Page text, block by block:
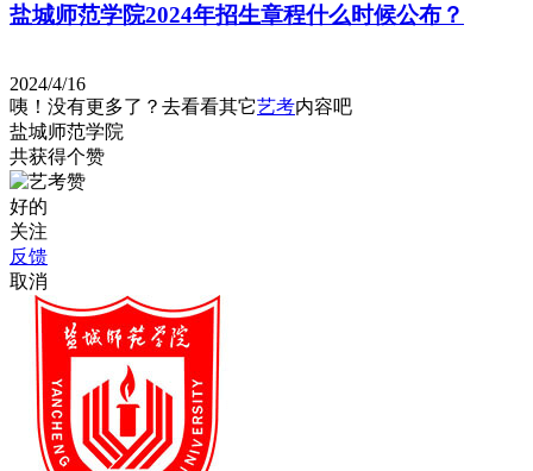
盐城师范学院2024年招生章程什么时候公布？
2024/4/16
咦！没有更多了？去看看其它艺考内容吧
盐城师范学院
共获得个赞
好的
关注
反馈
取消